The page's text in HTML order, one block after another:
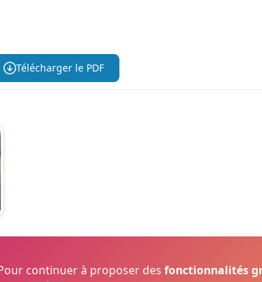
Télécharger le PDF
continuer à proposer desfonctionnalités